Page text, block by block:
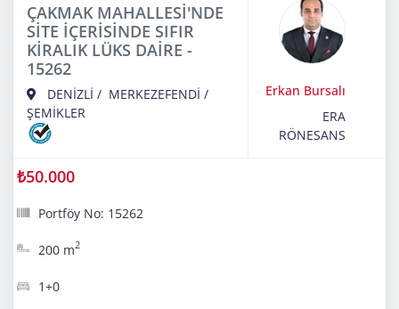
ÇAKMAK MAHALLESİ'NDE
SİTE İÇERİSİNDE SIFIR
KİRALIK LÜKS DAİRE -
15262
DENİZLİ / MERKEZEFENDİ /
ŞEMİKLER
Erkan Bursalı
ERA
RÖNESANS
₺50.000
Portföy No: 15262
200 m2
1+0